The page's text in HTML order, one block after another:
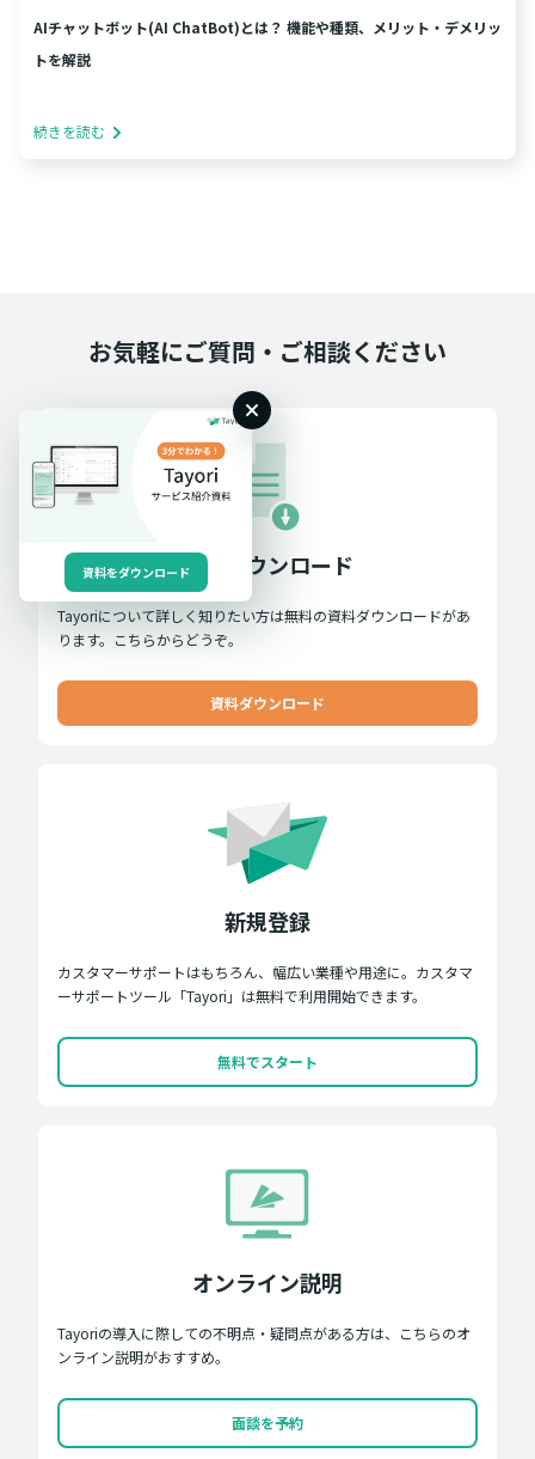
AIチャットボット(AI ChatBot)とは？ 機能や種類、メリット・デメリッ
トを解説
続きを読む
お気軽にご質問・ご相談ください
資料ダウンロード
Tayoriについて詳しく知りたい方は無料の資料ダウンロードがあ
ります。こちらからどうぞ。
資料ダウンロード
新規登録
カスタマーサポートはもちろん、幅広い業種や用途に。カスタマ
ーサポートツール「Tayori」は無料で利用開始できます。
無料でスタート
オンライン説明
Tayoriの導入に際しての不明点・疑問点がある方は、こちらのオ
ンライン説明がおすすめ。
面談を予約
資料をダウンロード